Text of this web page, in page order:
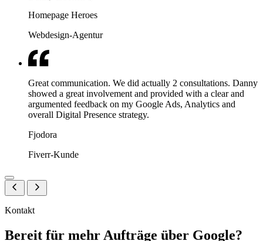
Homepage Heroes
Webdesign-Agentur
Great communication. We did actually 2 consultations. Danny
showed a great involvement and provided with a clear and
argumented feedback on my Google Ads, Analytics and
overall Digital Presence strategy.
Fjodora
Fiverr-Kunde
Kontakt
Bereit für mehr Aufträge über Google?